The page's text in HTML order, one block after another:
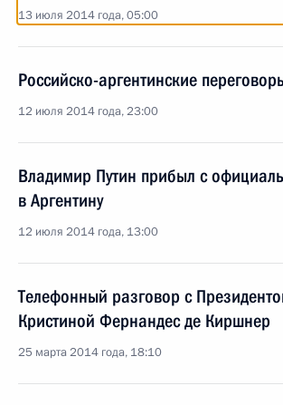
13 июля 2014 года, 05:00
Российско-аргентинские
12 июля 2014 года, 23:00
Владимир Путин прибыл с
в Аргентину
12 июля 2014 года, 13:00
Телефонный разговор с
Кристиной Фернандес де Киршнер
25 марта 2014 года, 18:10